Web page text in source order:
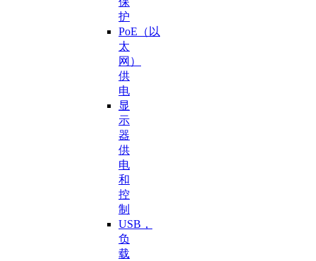
护
PoE（以
太
网）
供
电
显
示
器
供
电
和
控
制
USB，
负
载